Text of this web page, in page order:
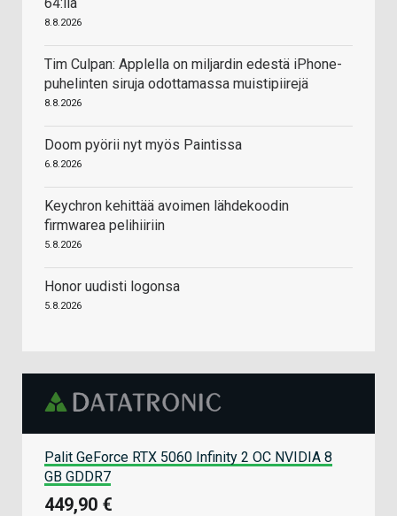
8.8.2026
Tim Culpan: Applella on miljardin edestä iPhone-
puhelinten siruja odottamassa muistipiirejä
8.8.2026
Doom pyörii nyt myös Paintissa
6.8.2026
Keychron kehittää avoimen lähdekoodin
firmwarea pelihiiriin
5.8.2026
Honor uudisti logonsa
5.8.2026
Palit GeForce RTX 5060 Infinity 2 OC NVIDIA 8
GB GDDR7
449,90 €